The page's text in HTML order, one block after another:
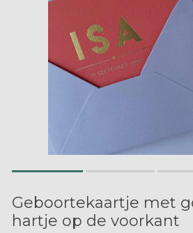
Geboortekaartje met
hartje op de voorkant